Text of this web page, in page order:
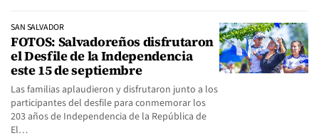
SAN SALVADOR
FOTOS: Salvadoreños disfrutaron
el Desfile de la Independencia
este 15 de septiembre
Las familias aplaudieron y disfrutaron junto a los
participantes del desfile para conmemorar los
203 años de Independencia de la República de
El…